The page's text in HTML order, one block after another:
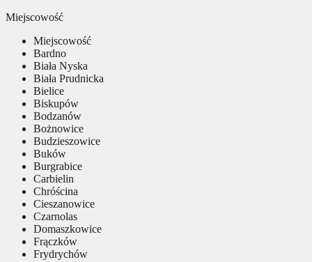
Miejscowość
Miejscowość
Bardno
Biała Nyska
Biała Prudnicka
Bielice
Biskupów
Bodzanów
Bożnowice
Budzieszowice
Buków
Burgrabice
Carbielin
Chróścina
Cieszanowice
Czarnolas
Domaszkowice
Frączków
Frydrychów